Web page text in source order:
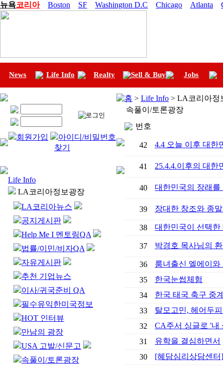
뉴욕코리아 Boston SF Washington D.C Chicago Atlanta
News Life Info Realty Sell & Buy Jobs
회원가입
아이디/비밀번호
찾기
Life Info
LA코리아정보광장
LA코리아뉴스
공지게시판
Help Me I 멘토링QA
법률/이민/비자QA
자유게시판
추천 기업뉴스
이사/귀국준비 QA
필수유익한미국정보
HOT 인터뷰
만남의 광장
USA 고발/신문고
속풀이/토론광장
홈 > Life Info > LA코리아정
속풀이/토론광장
번호
42 4.4 오늘 이후 대한
41 25.4.4.이후의 대
40 대한민국의 장래
39 장대한 창조와 종
38 대한민국이 선택
37 박경호 목사님의
36
룸녀출신 엘에이
35
한국눈썹체험
34
한국 태국 축구 중
33
탈모고민, 헤어두
32
CA주서 싱글로 '내
31
유학을 결심하면서
30
[혜담심리상담센